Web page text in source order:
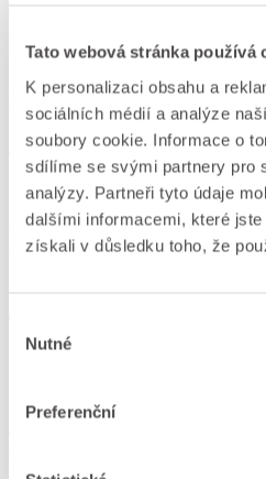
Tato webová stránka používá
K personalizaci obsahu a
sociálních médií a analýze
soubory cookie. Informace o
sdílíme se svými partnery pro
analýzy. Partneři tyto údaje
dalšími informacemi, které
získali v důsledku toho, že
souhlasu
Nutné
Preferenční
Do Thunderbirdu je třeba
Otevřete konfiguraci doplňku
doplňků -> u doplňku Zindus
přidávání nového účtu nastavte
Synchronizovat kontakty Google s
navržené Googlemna Zahrnout,
Thunderbird s adresářemna Ne. Po
tlačítka Synchronizovat teď
Google účtu by jste nyní měli mít
a opačně.
Já osobně jsem přiřazoval telefoní
všechny kontakty ze svého starého